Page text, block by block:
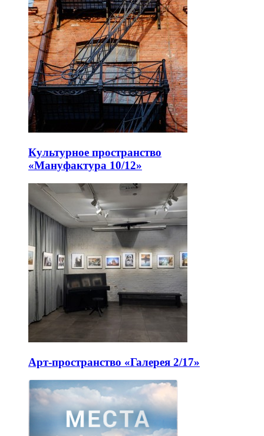
Культурное пространство
«Мануфактура 10/12»
Арт-пространство «Галерея 2/17»